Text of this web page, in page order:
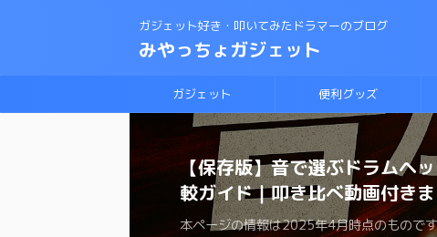
ガジェット好き・叩いてみたドラマーのブログ
みやっちょガジェット
ガジェット 便利グッズ
CANOPUSスネアワイヤーの選
と比較｜カノウプススナッピ
画で解説
【保存版】音で選ぶドラムヘ
較ガイド｜叩き比べ動画付き
本ページの情報は2025年4月時点のもので
理想のスネアサウンドを手に
ろ！スナッピーの選び方
本ページの情報は2025年3月時点のもので
変拍子のドラム曲に最適なテ
ト・教則本はコレしかない！
本ページの情報は2024年12月時点のもので
ロックドラマーがジャズドラ
戦する方法！おすすめの教則本
は？？
【スネアチューニング】スネ
ド交換で音が変わるのか？
本ページの情報は2024年11月時点のもので
【スネアチューニング】裏側
わる〜スナッピーで音が変わ
か？実験してみた
【ドラム演奏してみた】ブル
ラムの練習に最適なテキスト
本ページの情報は2024年11月時点のもので
スネアドラムの選び方 〜ラデ
ク・メタル編〜
本ページの情報は2024年3月時点のもので
恋するフォーチュンクッキー
ムを叩いてみた 練習方法
本ページの情報は2024年2月時点のもので